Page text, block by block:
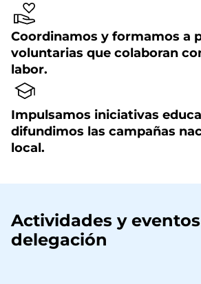
Coordinamos y formamos a
voluntarias que colaboran
labor.
Impulsamos iniciativas
difundimos las campañas
local.
Actividades y
delegación